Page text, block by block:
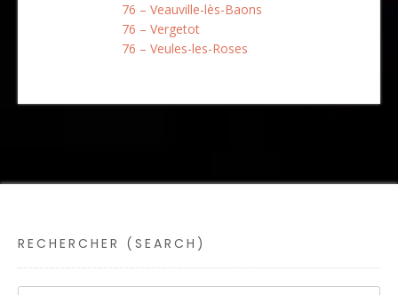
76 – Veauville-lès-Baons
76 – Vergetot
76 – Veules-les-Roses
RECHERCHER (SEARCH)